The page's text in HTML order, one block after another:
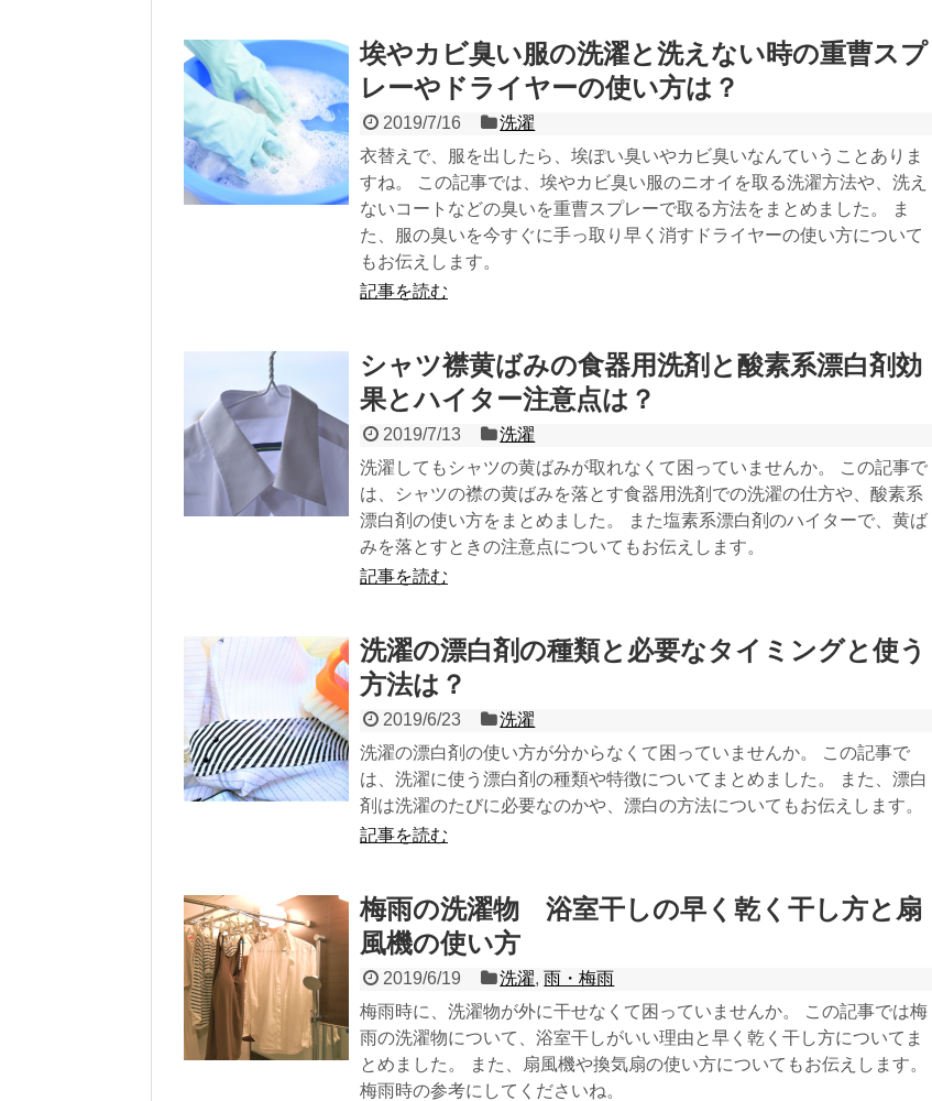
埃やカビ臭い服の洗濯と洗えない時の重曹スプ
レーやドライヤーの使い方は？
2019/7/16
洗濯
衣替えで、服を出したら、埃ぽい臭いやカビ臭いなんていうことありま
すね。 この記事では、埃やカビ臭い服のニオイを取る洗濯方法や、洗え
ないコートなどの臭いを重曹スプレーで取る方法をまとめました。 ま
た、服の臭いを今すぐに手っ取り早く消すドライヤーの使い方について
もお伝えします。
記事を読む
シャツ襟黄ばみの食器用洗剤と酸素系漂白剤効
果とハイター注意点は？
2019/7/13
洗濯
洗濯してもシャツの黄ばみが取れなくて困っていませんか。 この記事で
は、シャツの襟の黄ばみを落とす食器用洗剤での洗濯の仕方や、酸素系
漂白剤の使い方をまとめました。 また塩素系漂白剤のハイターで、黄ば
みを落とすときの注意点についてもお伝えします。
記事を読む
洗濯の漂白剤の種類と必要なタイミングと使う
方法は？
2019/6/23
洗濯
洗濯の漂白剤の使い方が分からなくて困っていませんか。 この記事で
は、洗濯に使う漂白剤の種類や特徴についてまとめました。 また、漂白
剤は洗濯のたびに必要なのかや、漂白の方法についてもお伝えします。
記事を読む
梅雨の洗濯物 浴室干しの早く乾く干し方と扇
風機の使い方
2019/6/19 洗濯,雨・梅雨
梅雨時に、洗濯物が外に干せなくて困っていませんか。 この記事では梅
雨の洗濯物について、浴室干しがいい理由と早く乾く干し方についてま
とめました。 また、扇風機や換気扇の使い方についてもお伝えします。
梅雨時の参考にしてくださいね。